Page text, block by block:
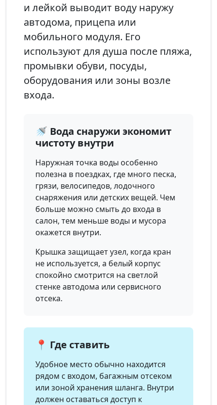
и лейкой выводит воду наружу
автодома, прицепа или
мобильного модуля. Его
используют для душа после пляжа,
промывки обуви, посуды,
оборудования или зоны возле
входа.
🚿 Вода снаружи экономит
чистоту внутри
Наружная точка воды особенно
полезна в поездках, где много песка,
грязи, велосипедов, лодочного
снаряжения или детских вещей. Чем
больше можно смыть до входа в
салон, тем меньше воды и мусора
окажется внутри.
Крышка защищает узел, когда кран
не используется, а белый корпус
спокойно смотрится на светлой
стенке автодома или сервисного
отсека.
📍 Где ставить
Удобное место обычно находится
рядом с входом, багажным отсеком
или зоной хранения шланга. Внутри
должен оставаться доступ к